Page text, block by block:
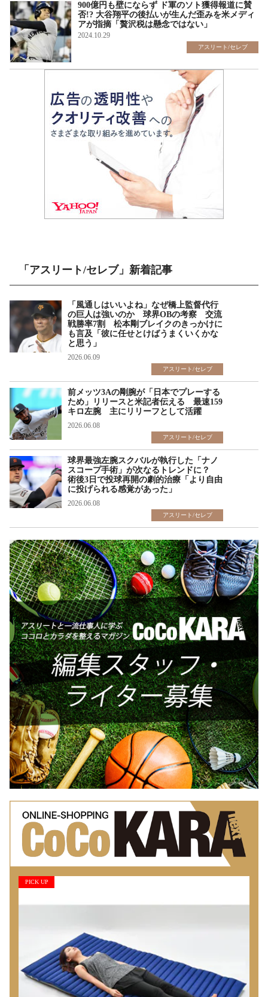
900億円も壁にならず ド軍のソト獲得報道に賛
否!? 大谷翔平の後払いが生んだ歪みを米メディ
アが指摘「贅沢税は懸念ではない」
2024.10.29
アスリート/セレブ
「アスリート/セレブ」新着記事
「風通しはいいよね」なぜ橋上監督代行
の巨人は強いのか 球界OBの考察 交流
戦勝率7割 松本剛ブレイクのきっかけに
も言及「彼に任せとけばうまくいくかな
と思う」
2026.06.09
アスリート/セレブ
前メッツ3Aの剛腕が「日本でプレーする
ため」リリースと米記者伝える 最速159
キロ左腕 主にリリーフとして活躍
2026.06.08
アスリート/セレブ
球界最強左腕スクバルが執行した「ナノ
スコープ手術」が次なるトレンドに？
術後3日で投球再開の劇的治療「より自由
に投げられる感覚があった」
2026.06.08
アスリート/セレブ
PICK UP